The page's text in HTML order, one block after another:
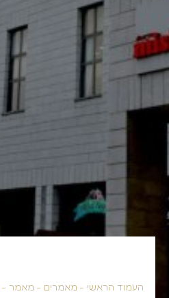
העמוד הראשי - מאמרים - מאמר -